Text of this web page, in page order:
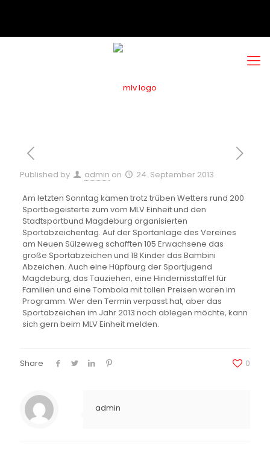
Published by admin on 24. September 2013
Am letzten Sonntag kamen trotz trüben Wetters rund 200
Sportbegeisterte zum vom MLV Einheit und den
Stadtsportbund Magdeburg organisierten
Sportabzeichentag. Auf der Sportanlage des Vereines
am Neuen Sülzeweg schafften 105 Erwachsene das
große Sportabzeichen und 18 Kinder das Bambini
Abzeichen. Auch eine Hüpfburg der Sportjugend
Magdeburg, das Tauziehen, eine Hindernisstaffel für
Familien und eine Tombola mit tollen Preisen waren im
Programm. Wer den Termin verpasst hat, aber das
Sportabzeichen im Jahr 2013 noch ablegen möchte, kann
sich gern beim MLV Einheit melden.
Share 0
admin